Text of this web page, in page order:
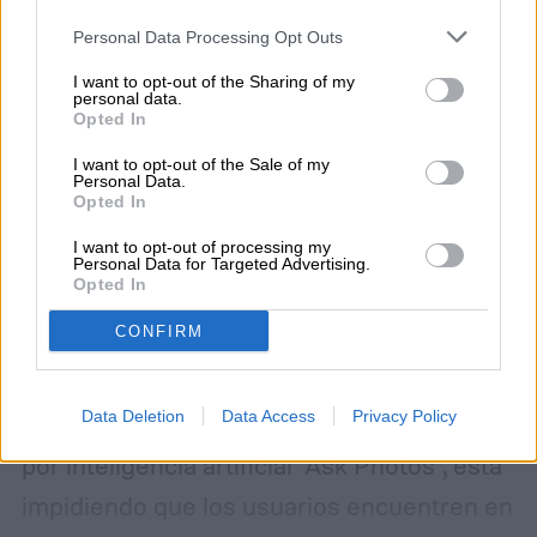
Personal Data Processing Opt Outs
I want to opt-out of the Sharing of my
personal data.
Opted In
I want to opt-out of the Sale of my
Personal Data.
Opted In
I want to opt-out of processing my
Personal Data for Targeted Advertising.
Opted In
CONFIRM
Data Deletion Data Access Privacy Policy
Google Photos atraviesa una nueva
su versión clásica como en la impulsada
por inteligencia artificial "Ask Photos", está